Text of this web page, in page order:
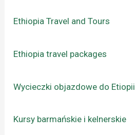
Ethiopia Travel and Tours
Ethiopia travel packages
Wycieczki objazdowe do Etiopii
Kursy barmańskie i kelnerskie